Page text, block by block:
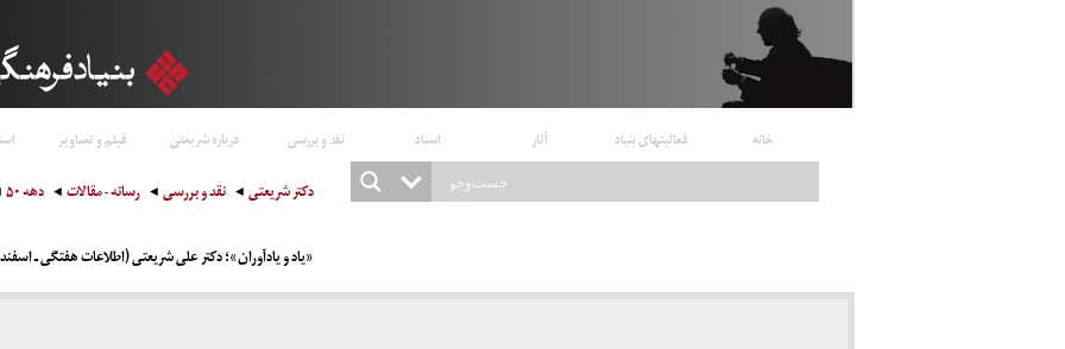
خانه فعالیتهای بنیاد آثار اسناد نقد و بررسی درباره شریعتی فیلم و تصاویر
دکتر شریعتی نقد و بررسی رسانه - مقالات دهه ۵۰
«یاد و یادآوران»؛ دکتر علی شریعتی (اطلاعات هفتگی ـ اسفند ۱۳۵۷)